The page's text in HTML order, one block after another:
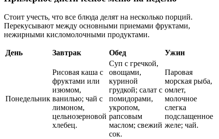
Стоит учесть, что все блюда делят на несколько порций.
Перекусывают между основными приемами фруктами,
нежирными кисломолочными продуктами.
День Завтрак Обед Ужин
Понедельник
Рисовая каша с
фруктами или
изюмом,
ванилью; чай с
лимоном,
цельнозерновой
хлебец.
Суп с гречкой,
овощами,
куриной
грудкой; салат с
помидорами,
укропом,
рапсовым
маслом; свежий
сок.
Паровая
морская рыба,
омлет,
молочное
слегка
подслащенное
желе; чай.